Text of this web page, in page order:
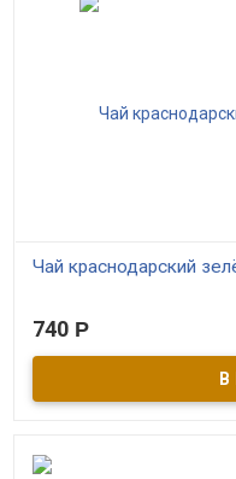
Чай краснодарский
напитка – традиционный
годы насыщенным вкусом,
неспешно насладиться
740 Р